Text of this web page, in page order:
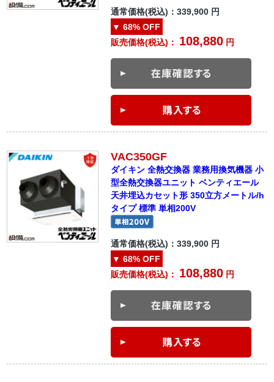
通常価格(税込)：339,900 円
▼ 68% OFF
販売価格(税込)： 108,880 円
VAC350GF
ダイキン 全熱交換器 業務用換気機器 小
型全熱交換器ユニット ベンティエール
天井埋込カセット形 350立方メートル/h
タイプ 標準 単相200V
通常価格(税込)：339,900 円
▼ 68% OFF
販売価格(税込)： 108,880 円